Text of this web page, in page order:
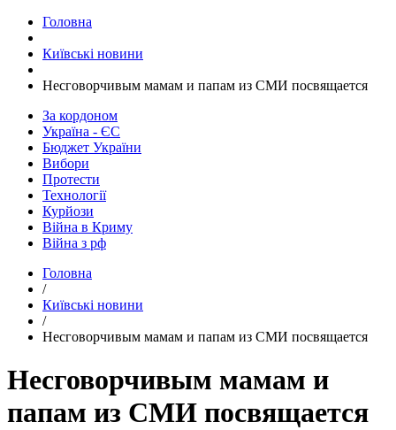
Головна
Київські новини
Несговорчивым мамам и папам из СМИ посвящается
За кордоном
Україна - ЄС
Бюджет України
Вибори
Протести
Технології
Курйози
Війна в Криму
Війна з рф
Головна
/
Київські новини
/
Несговорчивым мамам и папам из СМИ посвящается
Несговорчивым мамам и
папам из СМИ посвящается